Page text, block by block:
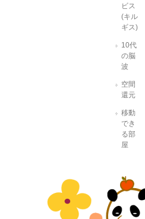
ビス
(キル
ギス)
10代
の脳
波
空間
還元
移動
でき
る部
屋